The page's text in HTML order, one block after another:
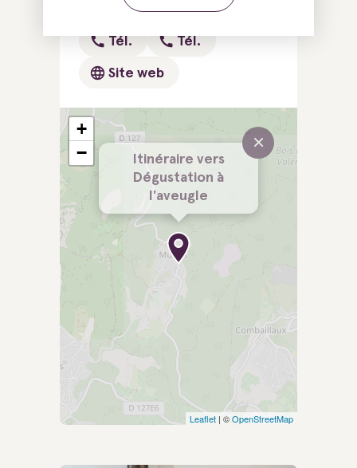
Tél. Tél.
Tél. Tél.
Site web
Itinéraire vers
Dégustation à
l'aveugle
×
+
−
Leaflet | ©OpenStreetMap